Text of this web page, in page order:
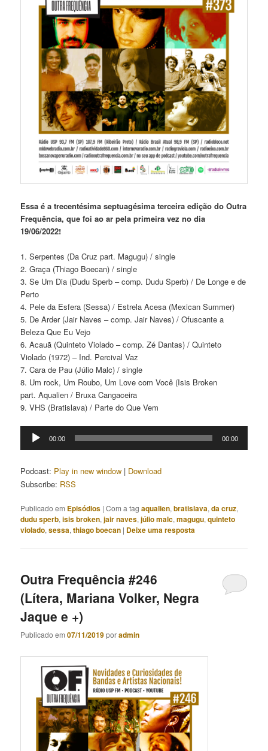
Essa é a trecentésima septuagésima terceira edição do Outra
Frequência, que foi ao ar pela primeira vez no dia
19/06/2022!
1. Serpentes (Da Cruz part. Magugu) / single
2. Graça (Thiago Boecan) / single
3. Se Um Dia (Dudu Sperb – comp. Dudu Sperb) / De Longe e de
Perto
4. Pele da Esfera (Sessa) / Estrela Acesa (Mexican Summer)
5. De Arder (Jair Naves – comp. Jair Naves) /Ofuscante a
Beleza Que Eu Vejo
6. Acauã (Quinteto Violado – comp. Zé Dantas) / Quinteto
Violado (1972) – Ind. Percival Vaz
7. Cara de Pau (Júlio Malc) / single
8. Um rock, Um Roubo, Um Love com Você (Isis Broken
part. Aqualien / Bruxa Cangaceira
9. VHS (Bratislava) / Parte do Que Vem
Tocador
00:00 00:00
Podcast: Play in new window | Download
Subscribe: RSS
Publicado em Episódios |Com a tagaqualien,bratislava,da cruz,
dudu sperb,isis broken,jair naves,júlio malc,magugu,quinteto
violado,sessa,thiago boecan | Deixe uma resposta
Outra Frequência #246
(Lítera, Mariana Volker, Negra
Jaque e +)
Publicado em07/11/2019poradmin